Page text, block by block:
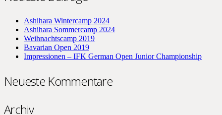
Ashihara Wintercamp 2024
Ashihara Sommercamp 2024
Weihnachtscamp 2019
Bavarian Open 2019
Impressionen – IFK German Open Junior Championship
Neueste Kommentare
Archiv